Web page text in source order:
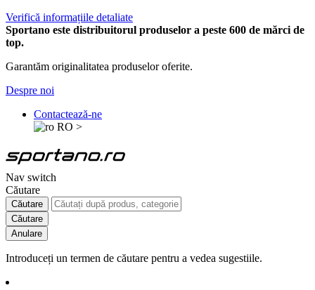
Verifică informațiile detaliate
Sportano este distribuitorul produselor a peste 600 de mărci de
top.
Garantăm originalitatea produselor oferite.
Despre noi
Contactează-ne
RO >
Nav switch
Căutare
Căutare
Căutare
Anulare
Introduceți un termen de căutare pentru a vedea sugestiile.